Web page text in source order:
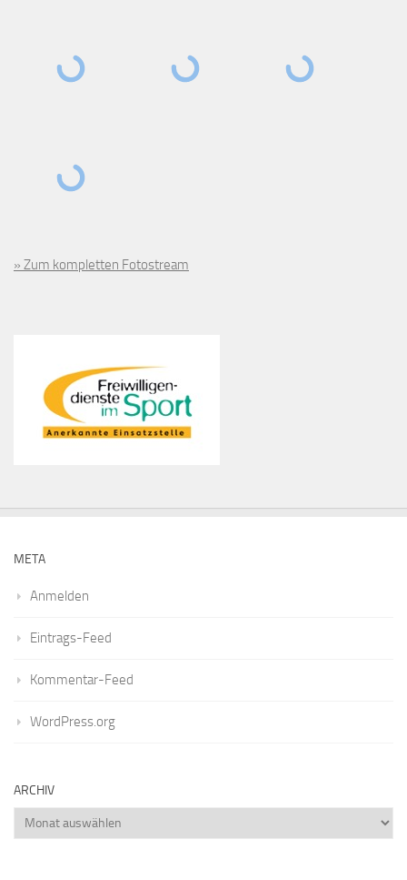
» Zum kompletten Fotostream
META
Anmelden
Eintrags-Feed
Kommentar-Feed
WordPress.org
ARCHIV
Archiv